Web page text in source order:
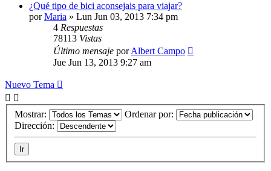
¿Qué tipo de bici aconsejais para viajar?
porMaria » Lun Jun 03, 2013 7:34 pm
4 Respuestas
78113 Vistas
Último mensaje porAlbert Campo
Jue Jun 13, 2013 9:27 am
Nuevo Tema
Mostrar:
Ordenar por:
Dirección: